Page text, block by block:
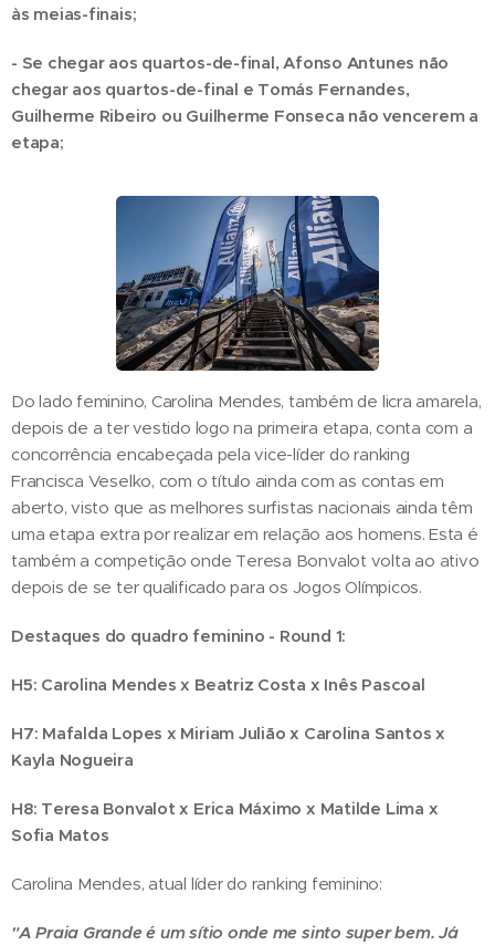
às meias-finais;
- Se chegar aos quartos-de-final, Afonso Antunes não
chegar aos quartos-de-final e Tomás Fernandes,
Guilherme Ribeiro ou Guilherme Fonseca não vencerem a
etapa;
Do lado feminino, Carolina Mendes, também de licra amarela,
depois de a ter vestido logo na primeira etapa, conta com a
concorrência encabeçada pela vice-líder do ranking
Francisca Veselko, com o título ainda com as contas em
aberto, visto que as melhores surfistas nacionais ainda têm
uma etapa extra por realizar em relação aos homens. Esta é
também a competição onde Teresa Bonvalot volta ao ativo
depois de se ter qualificado para os Jogos Olímpicos.
Destaques do quadro feminino - Round 1:
H5: Carolina Mendes x Beatriz Costa x Inês Pascoal
H7: Mafalda Lopes x Miriam Julião x Carolina Santos x
Kayla Nogueira
H8: Teresa Bonvalot x Erica Máximo x Matilde Lima x
Sofia Matos
Carolina Mendes, atual líder do ranking feminino:
"A Praia Grande é um sítio onde me sinto super bem. Já